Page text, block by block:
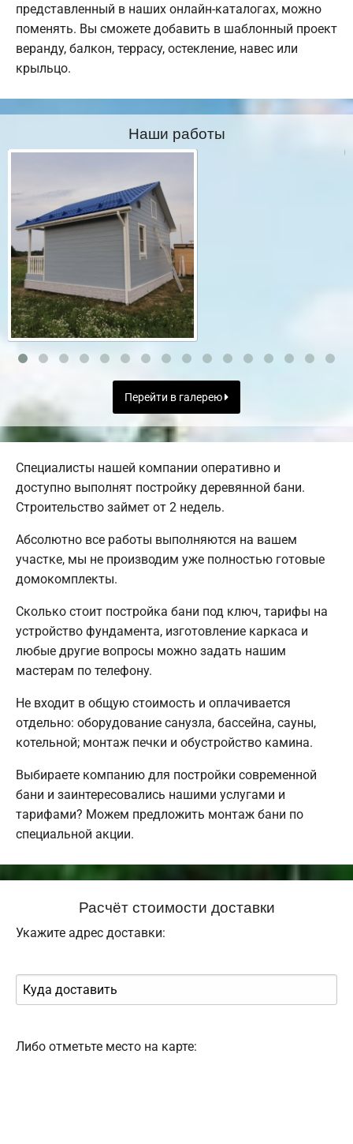
представленный в наших онлайн-каталогах, можно
поменять. Вы сможете добавить в шаблонный проект
веранду, балкон, террасу, остекление, навес или
крыльцо.
Наши работы
Перейти в галерею
Специалисты нашей компании оперативно и
доступно выполнят постройку деревянной бани.
Строительство займет от 2 недель.
Абсолютно все работы выполняются на вашем
участке, мы не производим уже полностью готовые
домокомплекты.
Сколько стоит постройка бани под ключ, тарифы на
устройство фундамента, изготовление каркаса и
любые другие вопросы можно задать нашим
мастерам по телефону.
Не входит в общую стоимость и оплачивается
отдельно: оборудование санузла, бассейна, сауны,
котельной; монтаж печки и обустройство камина.
Выбираете компанию для постройки современной
бани и заинтересовались нашими услугами и
тарифами? Можем предложить монтаж бани по
специальной акции.
Расчёт стоимости доставки
Укажите адрес доставки:
Либо отметьте место на карте: